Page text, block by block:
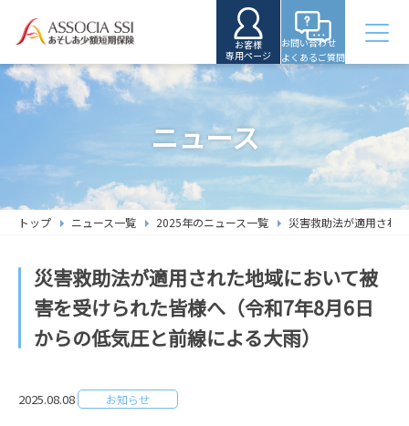
お客様
専用ページ
お問い合わせ
よくあるご質問
ニュース
トップ ニュース一覧 2025年のニュース一覧 災害救助法が適用され
災害救助法が適用された地域において被
害を受けられた皆様へ（令和7年8月6日
からの低気圧と前線による大雨）
2025.08.08 お知らせ